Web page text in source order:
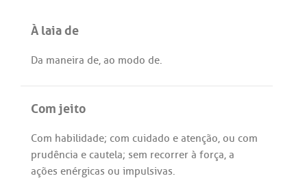
À laia de
Da maneira de, ao modo de.
Com jeito
Com habilidade; com cuidado e atenção, ou com
prudência e cautela; sem recorrer à força, a
ações enérgicas ou impulsivas.